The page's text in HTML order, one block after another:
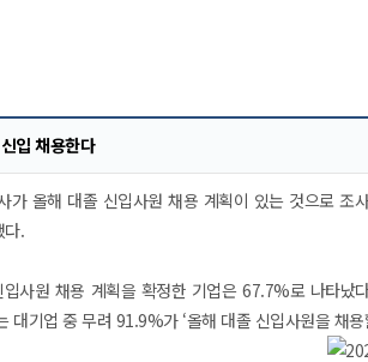
입 채용한다
가 올해 대졸 신입사원 채용 계획이 있는 것으로 조
다.
사원 채용 계획을 확정한 기업은 67.7%로 나타났
대기업 중 무려 91.9%가 ‘올해 대졸 신입사원을